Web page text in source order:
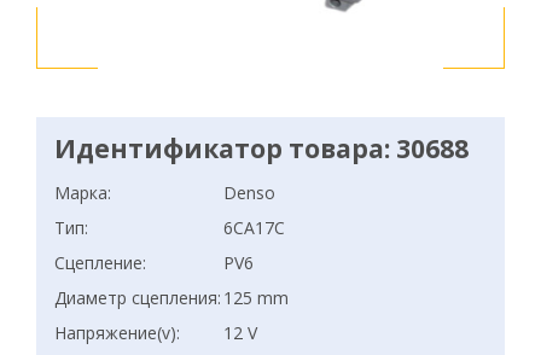
Идентификатор товара: 30688
Марка:
Denso
Тип:
6CA17C
Сцепление:
PV6
Диаметр сцепления: 125 mm
Напряжение(v):
12 V